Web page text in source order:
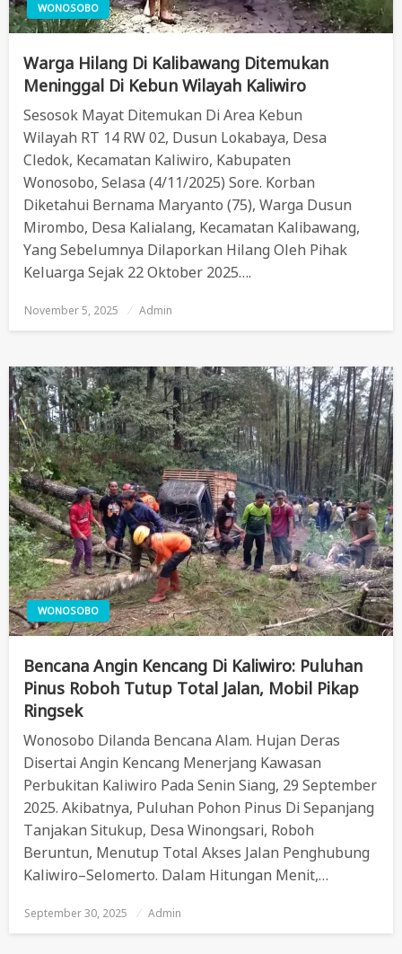
WONOSOBO
Warga Hilang Di Kalibawang Ditemukan
Meninggal Di Kebun Wilayah Kaliwiro
Sesosok Mayat Ditemukan Di Area Kebun
Wilayah RT 14 RW 02, Dusun Lokabaya, Desa
Cledok, Kecamatan Kaliwiro, Kabupaten
Wonosobo, Selasa (4/11/2025) Sore. Korban
Diketahui Bernama Maryanto (75), Warga Dusun
Mirombo, Desa Kalialang, Kecamatan Kalibawang,
Yang Sebelumnya Dilaporkan Hilang Oleh Pihak
Keluarga Sejak 22 Oktober 2025….
Posted
November 5, 2025 Admin
WONOSOBO
Bencana Angin Kencang Di Kaliwiro: Puluhan
Pinus Roboh Tutup Total Jalan, Mobil Pikap
Ringsek
Wonosobo Dilanda Bencana Alam. Hujan Deras
Disertai Angin Kencang Menerjang Kawasan
Perbukitan Kaliwiro Pada Senin Siang, 29 September
2025. Akibatnya, Puluhan Pohon Pinus Di Sepanjang
Tanjakan Situkup, Desa Winongsari, Roboh
Beruntun, Menutup Total Akses Jalan Penghubung
Kaliwiro–Selomerto. Dalam Hitungan Menit,…
Posted
On
September 30, 2025 Admin